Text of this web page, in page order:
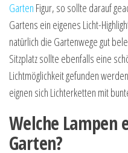
Garten Figur, so sollte darauf
Gartens ein eigenes Licht-
natürlich die Gartenwege gut
Sitzplatz sollte ebenfalls eine
Lichtmöglichkeit gefunden
eignen sich Lichterketten mit
Welche Lampen
Garten?